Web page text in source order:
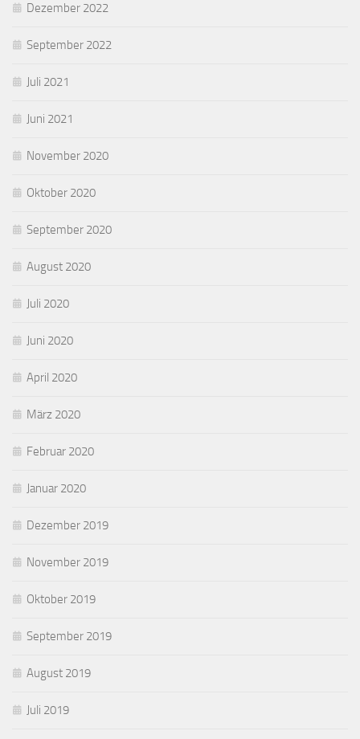
Dezember 2022
September 2022
Juli 2021
Juni 2021
November 2020
Oktober 2020
September 2020
August 2020
Juli 2020
Juni 2020
April 2020
März 2020
Februar 2020
Januar 2020
Dezember 2019
November 2019
Oktober 2019
September 2019
August 2019
Juli 2019